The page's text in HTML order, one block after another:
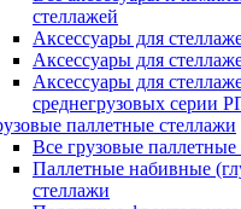
стеллажей
Аксессуары для
Аксессуары для
Аксессуары для
среднегрузовых серии
паллетные стеллажи
Все грузовые паллетные
Паллетные набивные
стеллажи